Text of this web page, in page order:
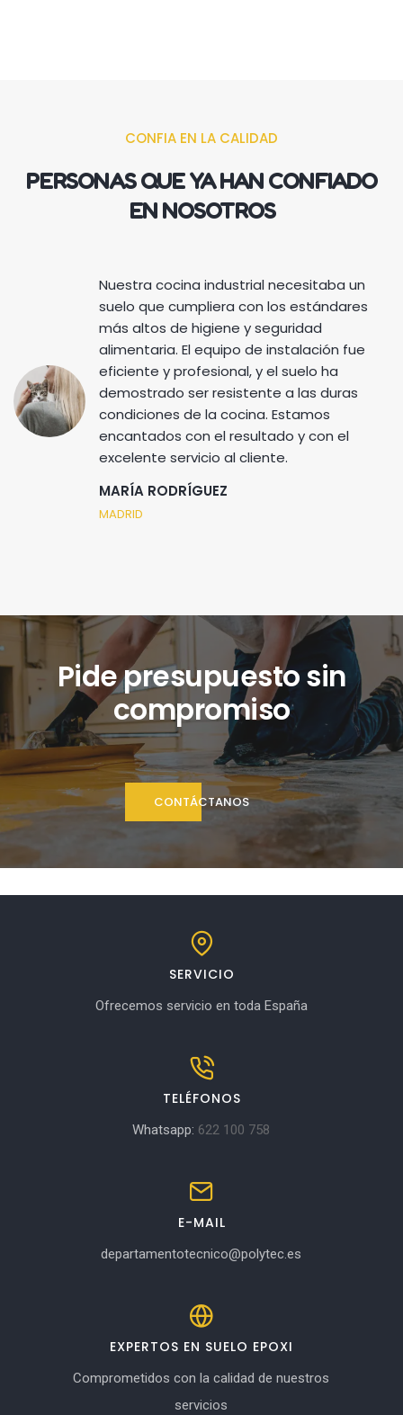
CONFIA EN LA CALIDAD
PERSONAS QUE YA HAN CONFIADO
EN NOSOTROS
Nuestra cocina industrial necesitaba un
suelo que cumpliera con los estándares
más altos de higiene y seguridad
alimentaria. El equipo de instalación fue
eficiente y profesional, y el suelo ha
demostrado ser resistente a las duras
condiciones de la cocina. Estamos
encantados con el resultado y con el
excelente servicio al cliente.
MARÍA RODRÍGUEZ
MADRID
Pide presupuesto sin
compromiso
CONTÁCTANOS
SERVICIO
Ofrecemos servicio en toda España
TELÉFONOS
Whatsapp: 622 100 758
E-MAIL
departamentotecnico@polytec.es
EXPERTOS EN SUELO EPOXI
Comprometidos con la calidad de nuestros
servicios